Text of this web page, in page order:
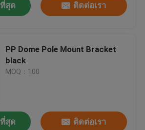
สุด ติดต่อเรา
PP Dome Pole Mount Bracket
black
MOQ：100
สุด ติดต่อเรา